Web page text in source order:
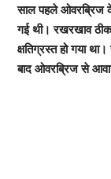
साल पहले ओवरब्रिज के
गई थी। रखरखाव
क्षतिग्रस्त हो गया
बाद ओवरब्रिज से